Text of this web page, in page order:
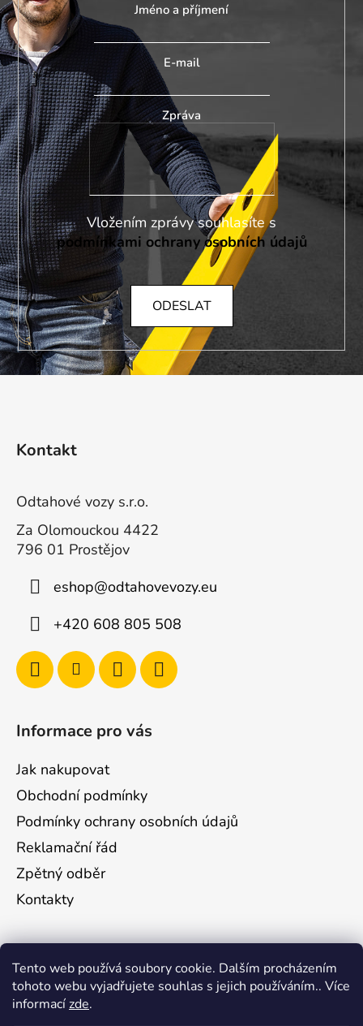
Tento web používá soubory cookie. Dalším procházením
tohoto webu vyjadřujete souhlas s jejich používáním.. Více
informacízde.
Jméno a příjmení
E-mail
Zpráva
podmínkami ochrany osobních údajů
ODESLAT
Kontakt
Odtahové vozy s.r.o.
Za Olomouckou 4422
796 01 Prostějov
eshop@odtahovevozy.eu
+420 608 805 508
Informace pro vás
Jak nakupovat
Obchodní podmínky
Podmínky ochrany osobních údajů
Reklamační řád
Zpětný odběr
Kontakty
Vložte svůj e-mail a my vám budeme zasílat
informace o nových produktech na našem e-